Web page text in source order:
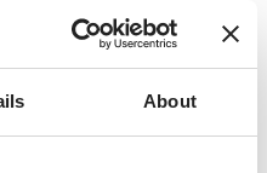
About
in Zeitlupe oder dem
monochromer
vorbereitet,
am letzten